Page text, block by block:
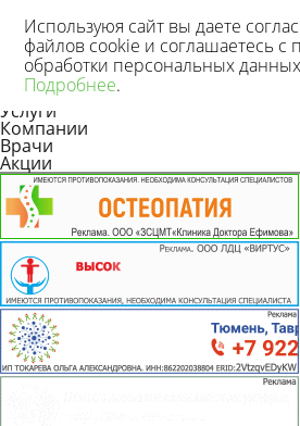
Новости
Статьи
Услуги
Компании
Врачи
Акции
Используюя сайт вы даете
файлов cookie и соглашаетесь с
обработки персональных
Подробнее.